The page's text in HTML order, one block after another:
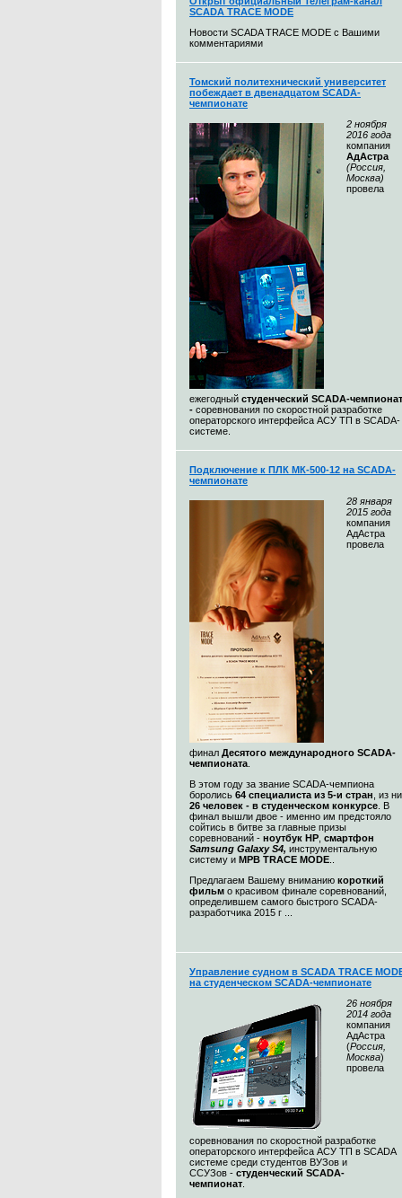
SCADA TRACE MODE
Новости SCADA TRACE MODE с Вашими
комментариями
Томский политехнический университет
побеждает в двенадцатом SCADA-
чемпионате
2 ноября
2016 года
компания
АдАстра
(Россия,
Москва)
провела
ежегодный студенческий SCADA-чемпионат
- соревнования по скоростной разработке
операторского интерфейса АСУ ТП в SCADA-
системе.
Подключение к ПЛК МК-500-12 на SCADA-
чемпионате
28 января
2015 года
компания
АдАстра
провела
финал Десятого международного SCADA-
чемпионата
В этом году за звание SCADA-чемпиона
боролись 64 специалиста из 5-и стран , из
26 человек - в студенческом конкурсе . В
финал вышли двое - именно им предстояло
сойтись в битве за главные призы
соревнований - ноутбук HP смартфон
Samsung Galaxy S4, инструментальную
систему и МРВ TRACE MODE
Предлагаем Вашему вниманию короткий
фильм о красивом финале соревнований,
определившем самого быстрого SCADA-
разработчика 2015 г ...
Управление судном в SCADA TRACE
на студенческом SCADA-чемпионате
26 ноября
2014 года
компания
АдАстра
(Россия,
Москва)
провела
соревнования по скоростной разработке
операторского интерфейса АСУ ТП в SCADA
системе среди студентов ВУЗов и
ССУЗов - студенческий SCADA-
чемпионат